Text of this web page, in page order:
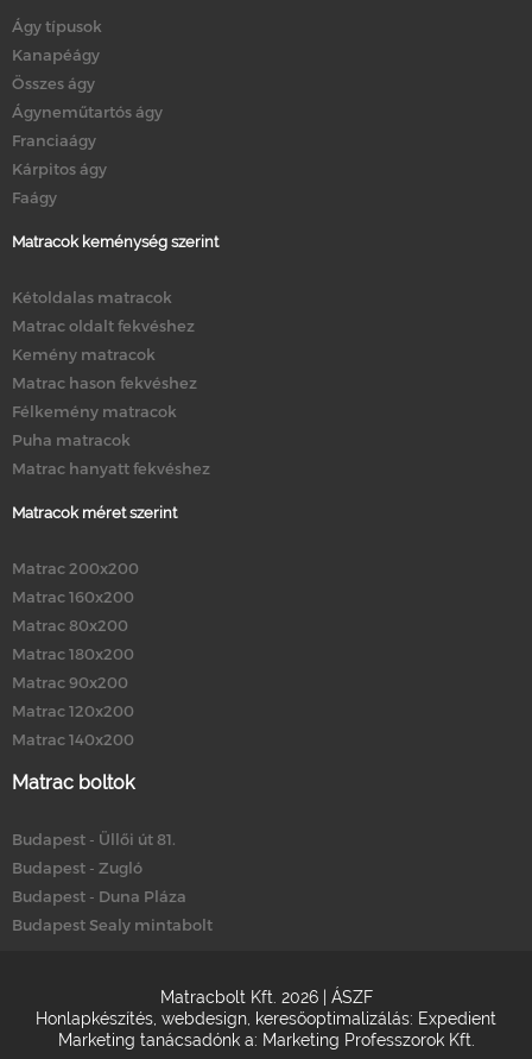
Ágy típusok
Kanapéágy
Összes ágy
Ágyneműtartós ágy
Franciaágy
Kárpitos ágy
Faágy
Matracok keménység szerint
Kétoldalas matracok
Matrac oldalt fekvéshez
Kemény matracok
Matrac hason fekvéshez
Félkemény matracok
Puha matracok
Matrac hanyatt fekvéshez
Matracok méret szerint
Matrac 200x200
Matrac 160x200
Matrac 80x200
Matrac 180x200
Matrac 90x200
Matrac 120x200
Matrac 140x200
Matrac boltok
Budapest - Üllői út 81.
Budapest - Zugló
Budapest - Duna Pláza
Budapest Sealy mintabolt
Matracbolt Kft. 2026 | ÁSZF
Honlapkészítés webdesign keresőoptimalizálás: Expedient
Marketing tanácsadónk a: Marketing Professzorok Kft.